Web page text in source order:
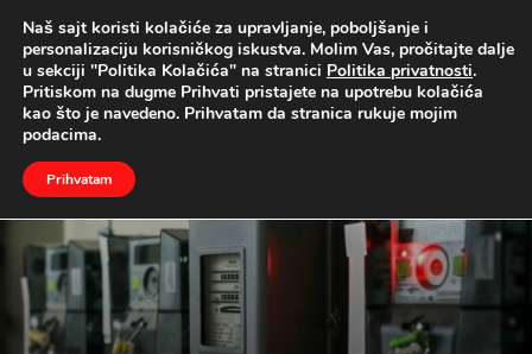
UŽIVO
Naslovna Vesti Društvo
Naš sajt koristi kolačiće za upravljanje, poboljšanje i
personalizaciju korisničkog iskustva. Molim Vas, pročitajte dalje
u sekciji "Politika Kolačića" na stranici Politika privatnosti.
Pritiskom na dugme Prihvati pristajete na upotrebu kolačića
kao što je navedeno. Prihvatam da stranica rukuje mojim
podacima.
Prihvatam